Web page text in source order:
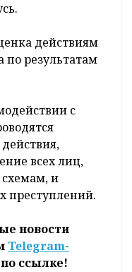
действиям
по результатам
с
всех лиц,
и
преступлений.
новости
Telegram-
ссылке!